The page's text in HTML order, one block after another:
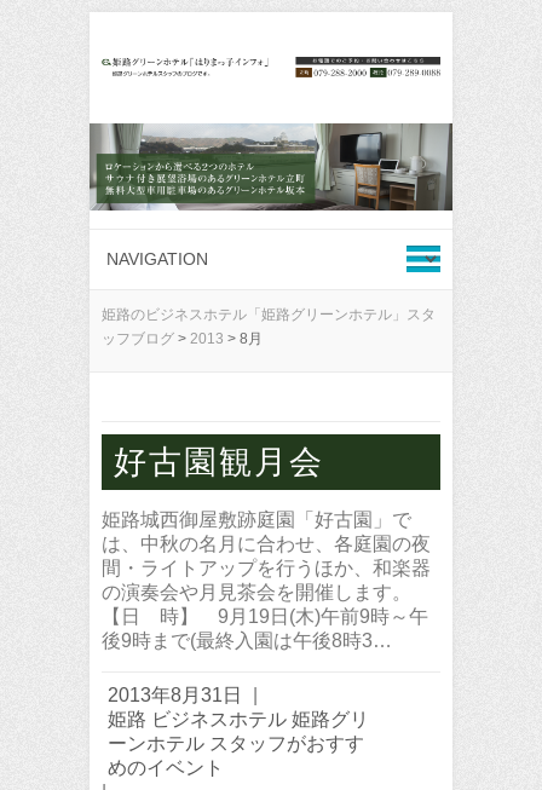
姫路のビジネスホテル「姫路グリーンホテル」スタ
ッフブログ > 2013 > 8月
好古園観月会
姫路城西御屋敷跡庭園「好古園」で
は、中秋の名月に合わせ、各庭園の夜
間・ライトアップを行うほか、和楽器
の演奏会や月見茶会を開催します。
【日 時】 9月19日(木)午前9時～午
後9時まで(最終入園は午後8時3…
2013年8月31日
姫路 ビジネスホテル 姫路グリ
ーンホテル スタッフがおすす
めのイベント